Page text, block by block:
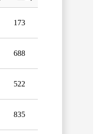
173
688
522
835